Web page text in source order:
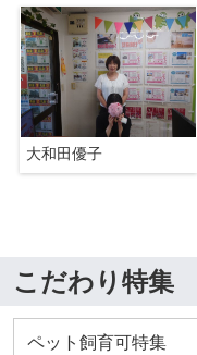
大和田優子
こだわり特集
ペット飼育可特集